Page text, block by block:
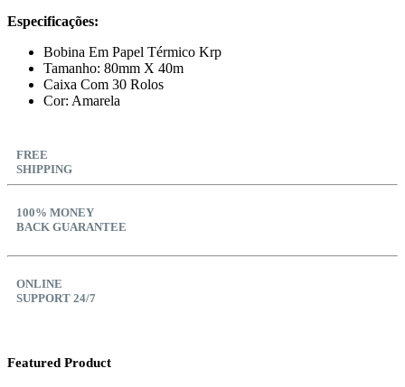
Especificações:
Bobina Em Papel Térmico Krp
Tamanho: 80mm X 40m
Caixa Com 30 Rolos
Cor: Amarela
FREE
SHIPPING
100% MONEY
BACK GUARANTEE
ONLINE
SUPPORT 24/7
Featured Product